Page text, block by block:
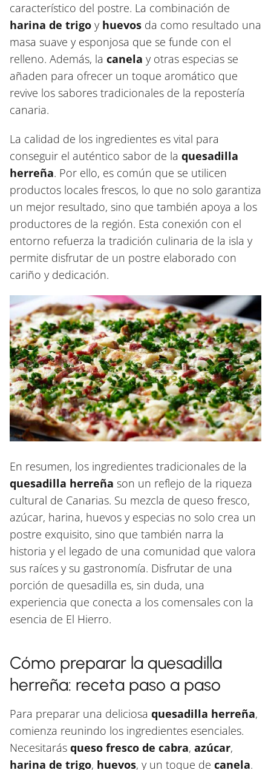
característico del postre. La combinación de
harina de trigo y huevos da como resultado una
masa suave y esponjosa que se funde con el
relleno. Además, la canela y otras especias se
añaden para ofrecer un toque aromático que
revive los sabores tradicionales de la repostería
canaria.
La calidad de los ingredientes es vital para
conseguir el auténtico sabor de la quesadilla
herreña. Por ello, es común que se utilicen
productos locales frescos, lo que no solo garantiza
un mejor resultado, sino que también apoya a los
productores de la región. Esta conexión con el
entorno refuerza la tradición culinaria de la isla y
permite disfrutar de un postre elaborado con
cariño y dedicación.
En resumen, los ingredientes tradicionales de la
quesadilla herreña son un reflejo de la riqueza
cultural de Canarias. Su mezcla de queso fresco,
azúcar, harina, huevos y especias no solo crea un
postre exquisito, sino que también narra la
historia y el legado de una comunidad que valora
sus raíces y su gastronomía. Disfrutar de una
porción de quesadilla es, sin duda, una
experiencia que conecta a los comensales con la
esencia de El Hierro.
Cómo preparar la quesadilla
herreña: receta paso a paso
Para preparar una deliciosa quesadilla herreña,
comienza reunindo los ingredientes esenciales.
Necesitarás queso fresco de cabra, azúcar,
harina de trigo, huevos, y un toque de canela.